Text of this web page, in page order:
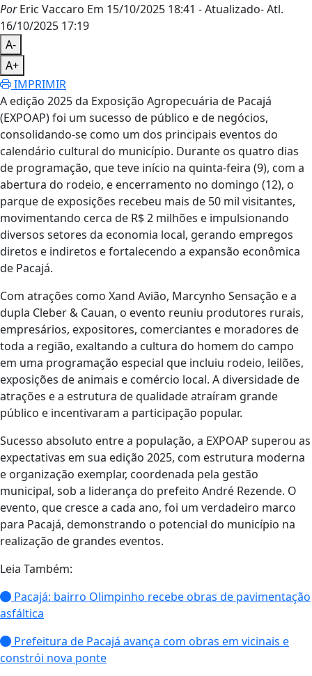
PorEric Vaccaro Em 15/10/2025 18:41 - Atualizado- Atl.
16/10/2025 17:19
A-
A+
IMPRIMIR
A edição 2025 da Exposição Agropecuária de Pacajá
(EXPOAP) foi um sucesso de público e de negócios,
consolidando-se como um dos principais eventos do
calendário cultural do município. Durante os quatro dias
de programação, que teve início na quinta-feira (9), com a
abertura do rodeio, e encerramento no domingo (12), o
parque de exposições recebeu mais de 50 mil visitantes,
movimentando cerca de R$ 2 milhões e impulsionando
diversos setores da economia local, gerando empregos
diretos e indiretos e fortalecendo a expansão econômica
de Pacajá.
Com atrações como Xand Avião, Marcynho Sensação e a
dupla Cleber & Cauan, o evento reuniu produtores rurais,
empresários, expositores, comerciantes e moradores de
toda a região, exaltando a cultura do homem do campo
em uma programação especial que incluiu rodeio, leilões,
exposições de animais e comércio local. A diversidade de
atrações e a estrutura de qualidade atraíram grande
público e incentivaram a participação popular.
Sucesso absoluto entre a população, a EXPOAP superou as
expectativas em sua edição 2025, com estrutura moderna
e organização exemplar, coordenada pela gestão
municipal, sob a liderança do prefeito André Rezende. O
evento, que cresce a cada ano, foi um verdadeiro marco
para Pacajá, demonstrando o potencial do município na
realização de grandes eventos.
Leia Também:
Pacajá: bairro Olimpinho recebe obras de pavimentação
asfáltica
Prefeitura de Pacajá avança com obras em vicinais e
constrói nova ponte